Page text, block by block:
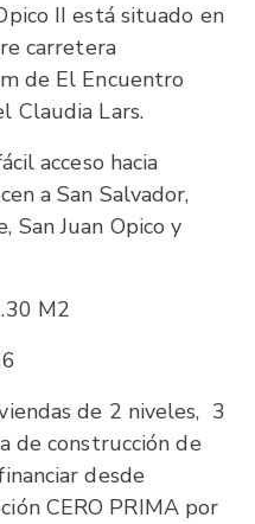
II está situado en
carretera
de El Encuentro
Claudia Lars.
acceso hacia
a San Salvador,
San Juan Opico y
M2
de 2 niveles, 3
de construcción de
desde
CERO PRIMA por